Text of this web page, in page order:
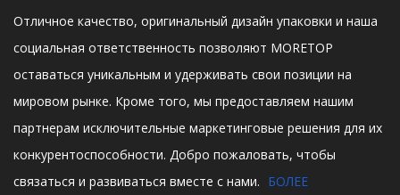
Отличное качество, оригинальный дизайн упаковки и наша
социальная ответственность позволяют MORETOP
оставаться уникальным и удерживать свои позиции на
мировом рынке. Кроме того, мы предоставляем нашим
партнерам исключительные маркетинговые решения для их
конкурентоспособности. Добро пожаловать, чтобы
связаться и развиваться вместе с нами. БОЛЕЕ